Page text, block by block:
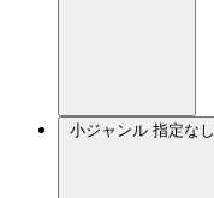
小ジャンル 指定なし